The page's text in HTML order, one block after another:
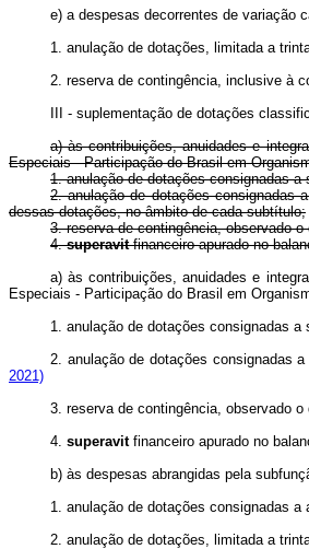
e) a despesas decorrentes de variação
1. anulação de dotações, limitada a
2. reserva de contingência, inclusive à
III - suplementação de dotações
a) às contribuições, anuidades e
Especiais - Participação do Brasil em
1. anulação de dotações consignadas
2. anulação de dotações consignadas
dessas dotações, no âmbito de cada subtítulo;
3. reserva de contingência, observado
4.superavitfinanceiro apurado no
a) às contribuições, anuidades e
Especiais - Participação do Brasil em
1. anulação de dotações
2. anulação de dotações consignadas
2021)
3. reserva de contingência, observado
4. superavitfinanceiro apurado no
b) às despesas abrangidas pela
1. anulação de dotações consignadas
2. anulação de dotações, limitada a